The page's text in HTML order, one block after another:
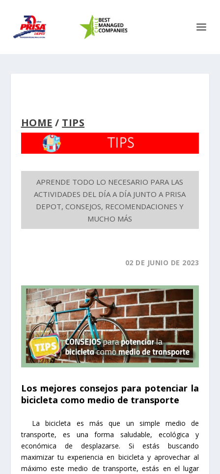
HOME / TIPS
APRENDE TODO LO NECESARIO PARA LAS
ACTIVIDADES DEL DÍA A DÍA JUNTO A PRISA
DEPOT, CONSEJOS, RECOMENDACIONES Y
MUCHO MÁS
02 DE JUNIO DE 2023
Los mejores consejos para potenciar la
bicicleta como medio de transporte
La bicicleta es más que un simple medio de
transporte, es una forma saludable, ecológica y
económica de desplazarse. Si estás buscando
maximizar tu experiencia en bicicleta y aprovechar al
máximo este medio de transporte, estás en el lugar